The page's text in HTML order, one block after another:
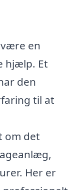
en
hjælp. Et
den
til at
om det
Her er